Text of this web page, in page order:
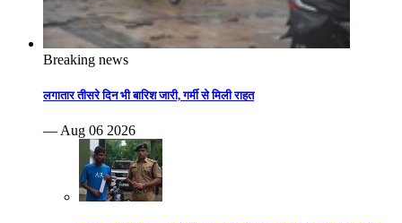
Breaking news
लगातार तीसरे दिन भी बारिश जारी, गर्मी से मिली राहत
— Aug 06 2026